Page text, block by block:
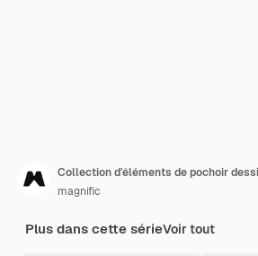
Collection d'éléments de pochoir
magnific
Plus dans cette sérieVoir tout